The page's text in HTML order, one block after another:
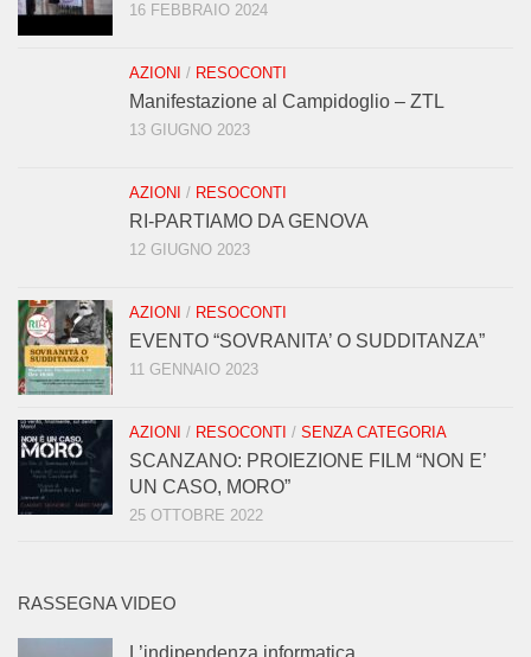
16 FEBBRAIO 2024
AZIONI / RESOCONTI
Manifestazione al Campidoglio – ZTL
13 GIUGNO 2023
AZIONI / RESOCONTI
RI-PARTIAMO DA GENOVA
12 GIUGNO 2023
AZIONI / RESOCONTI
EVENTO “SOVRANITA’ O SUDDITANZA”
11 GENNAIO 2023
AZIONI / RESOCONTI / SENZA CATEGORIA
SCANZANO: PROIEZIONE FILM “NON E’
UN CASO, MORO”
25 OTTOBRE 2022
RASSEGNA VIDEO
L’indipendenza informatica